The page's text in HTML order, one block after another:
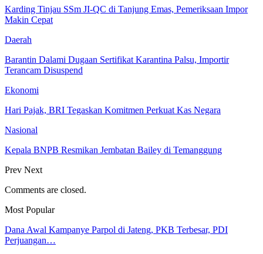
Karding Tinjau SSm JI-QC di Tanjung Emas, Pemeriksaan Impor
Makin Cepat
Daerah
Barantin Dalami Dugaan Sertifikat Karantina Palsu, Importir
Terancam Disuspend
Ekonomi
Hari Pajak, BRI Tegaskan Komitmen Perkuat Kas Negara
Nasional
Kepala BNPB Resmikan Jembatan Bailey di Temanggung
Prev Next
Comments are closed.
Most Popular
Dana Awal Kampanye Parpol di Jateng, PKB Terbesar, PDI
Perjuangan…